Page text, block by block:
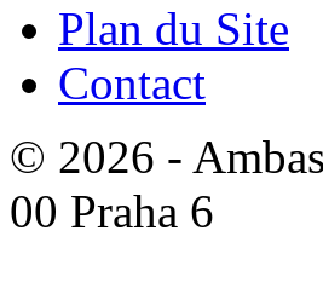
Plan du Site
Contact
© 2026 -
00 Praha 6